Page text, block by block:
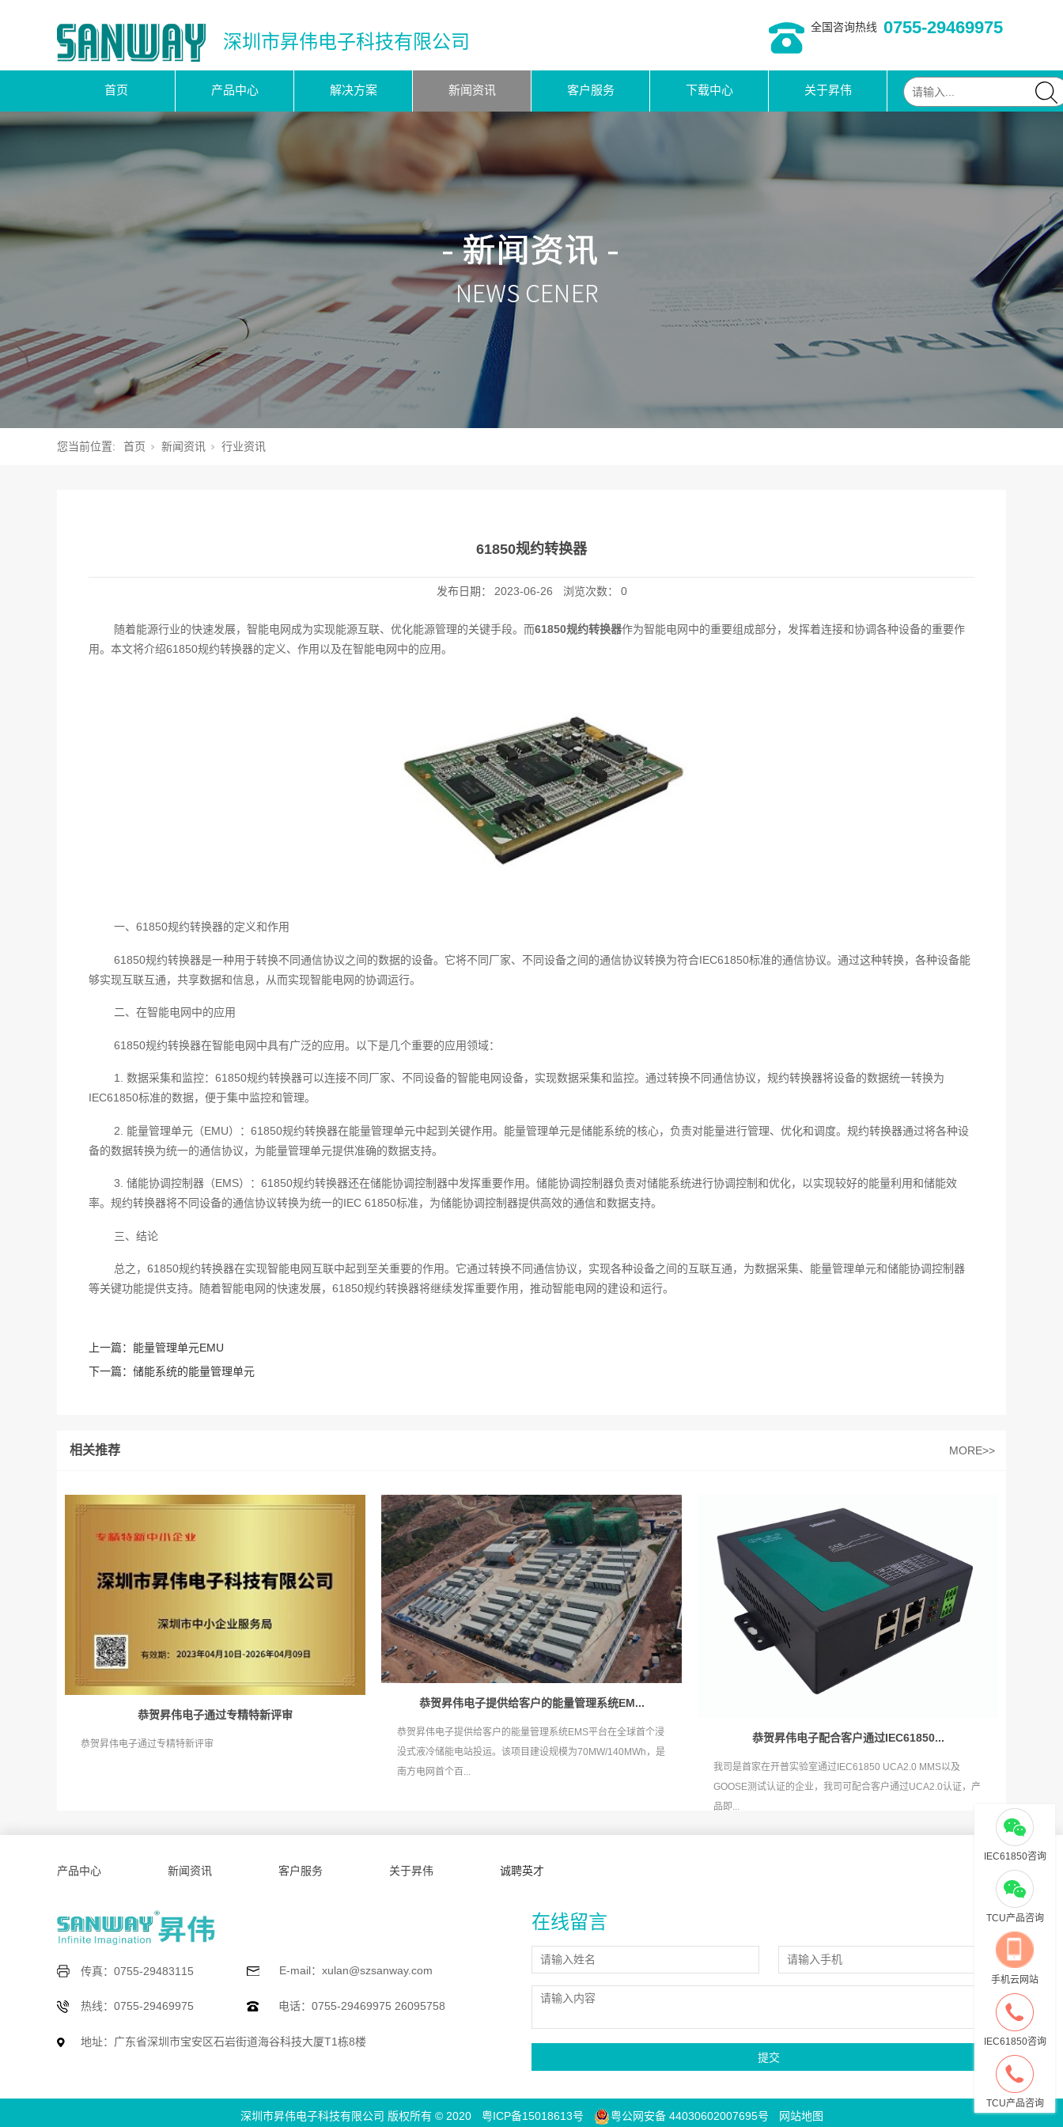
深圳市昇伟电子科技有限公司
全国咨询热线 0755-29469975
首页 产品中心 解决方案 新闻资讯 客户服务 下载中心 关于昇伟
您当前位置: 首页 新闻资讯 行业资讯
61850规约转换器
发布日期： 2023-06-26 浏览次数： 0
随着能源行业的快速发展，智能电网成为实现能源互联、优化能源管理的关键手段。而61850规约转换器作为智能电网中的重要组成部分，发挥着连接和协调各种设备的重要作
用。本文将介绍61850规约转换器的定义、作用以及在智能电网中的应用。
一、61850规约转换器的定义和作用
61850规约转换器是一种用于转换不同通信协议之间的数据的设备。它将不同厂家、不同设备之间的通信协议转换为符合IEC61850标准的通信协议。通过这种转换，各种设备能
够实现互联互通，共享数据和信息，从而实现智能电网的协调运行。
二、在智能电网中的应用
61850规约转换器在智能电网中具有广泛的应用。以下是几个重要的应用领域：
1. 数据采集和监控：61850规约转换器可以连接不同厂家、不同设备的智能电网设备，实现数据采集和监控。通过转换不同通信协议，规约转换器将设备的数据统一转换为
IEC61850标准的数据，便于集中监控和管理。
2. 能量管理单元（EMU）：61850规约转换器在能量管理单元中起到关键作用。能量管理单元是储能系统的核心，负责对能量进行管理、优化和调度。规约转换器通过将各种设
备的数据转换为统一的通信协议，为能量管理单元提供准确的数据支持。
3. 储能协调控制器（EMS）：61850规约转换器还在储能协调控制器中发挥重要作用。储能协调控制器负责对储能系统进行协调控制和优化，以实现较好的能量利用和储能效
率。规约转换器将不同设备的通信协议转换为统一的IEC 61850标准，为储能协调控制器提供高效的通信和数据支持。
三、结论
总之，61850规约转换器在实现智能电网互联中起到至关重要的作用。它通过转换不同通信协议，实现各种设备之间的互联互通，为数据采集、能量管理单元和储能协调控制器
等关键功能提供支持。随着智能电网的快速发展，61850规约转换器将继续发挥重要作用，推动智能电网的建设和运行。‍
上一篇： 能量管理单元EMU
下一篇： 储能系统的能量管理单元
相关推荐 MORE>>
恭贺昇伟电子通过专精特新评审
恭贺昇伟电子通过专精特新评审
恭贺昇伟电子提供给客户的能量管理系统EM...
恭贺昇伟电子提供给客户的能量管理系统EMS平台在全球首个浸
没式液冷储能电站投运。该项目建设规模为70MW/140MWh，是
南方电网首个百...
恭贺昇伟电子配合客户通过IEC61850...
我司是首家在开普实验室通过IEC61850 UCA2.0 MMS以及
GOOSE测试认证的企业，我司可配合客户通过UCA2.0认证，产
品即...
产品中心 新闻资讯 客户服务 关于昇伟 诚聘英才
传真：0755-29483115 E-mail：xulan@szsanway.com
热线：0755-29469975 电话：0755-29469975 26095758
地址：广东省深圳市宝安区石岩街道海谷科技大厦T1栋8楼
在线留言
深圳市昇伟电子科技有限公司 版权所有 © 2020 粤ICP备15018613号 粤公网安备 44030602007695号 网站地图
IEC61850咨询
TCU产品咨询
手机云网站
IEC61850咨询
TCU产品咨询